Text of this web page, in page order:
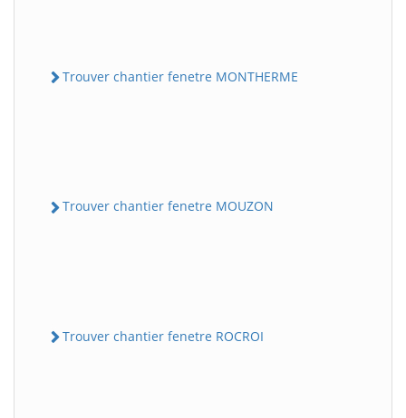
Trouver chantier fenetre MONTHERME
Trouver chantier fenetre MOUZON
Trouver chantier fenetre ROCROI